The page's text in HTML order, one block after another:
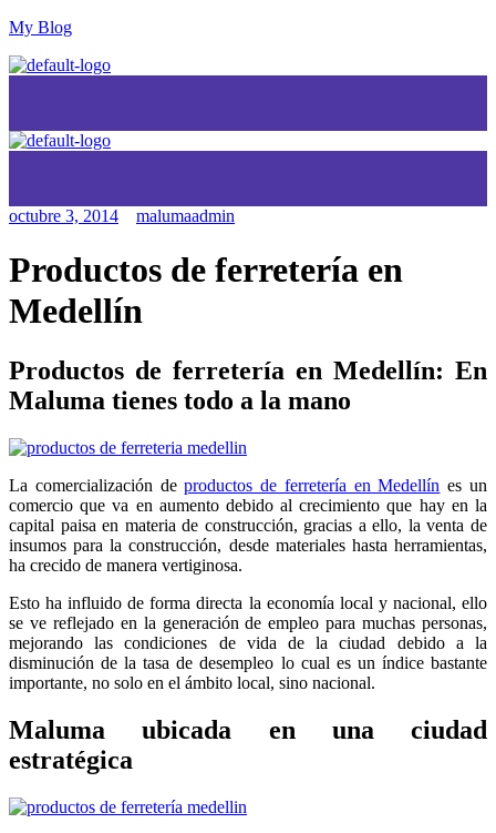
My Blog
octubre 3, 2014 malumaadmin
Productos de ferretería en
Medellín
Productos de ferretería en Medellín: En
Maluma tienes todo a la mano
La comercialización deproductos de ferretería en Medellín es un
comercio que va en aumento debido al crecimiento que hay en la
capital paisa en materia de construcción, gracias a ello, la venta de
insumos para la construcción, desde materiales hasta herramientas,
ha crecido de manera vertiginosa.
Esto ha influido de forma directa la economía local y nacional, ello
se ve reflejado en la generación de empleo para muchas personas,
mejorando las condiciones de vida de la ciudad debido a la
disminución de la tasa de desempleo lo cual es un índice bastante
importante, no solo en el ámbito local, sino nacional.
Maluma ubicada en una ciudad
estratégica